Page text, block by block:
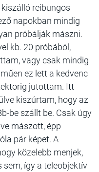
reibungos
napokban mindig
próbálják mászni.
kb. 20 próbából,
vagy csak mindig
ez lett a kedvenc
jutottam. Itt
kiszúrtam, hogy az
be szállt be. Csak úgy
mászott, épp
pár képet. A
közelebb menjek,
így a teleobjektív